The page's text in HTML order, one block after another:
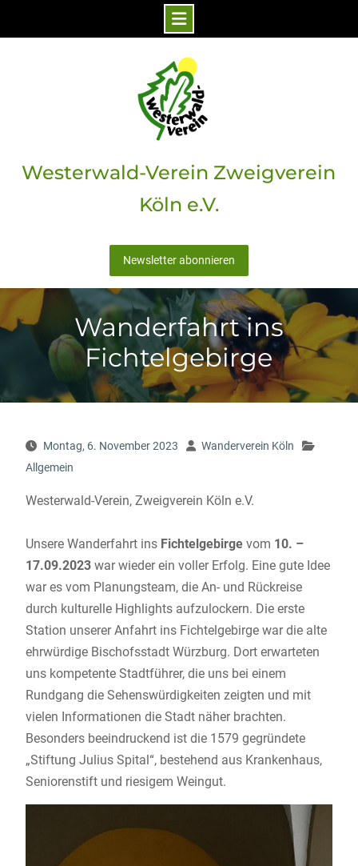
Westerwald-Verein Zweigverein
Köln e.V.
Newsletter abonnieren
Wanderfahrt ins
Fichtelgebirge
Montag, 6. November 2023
Wanderverein Köln
Allgemein
Westerwald-Verein, Zweigverein Köln e.V.
Unsere Wanderfahrt ins Fichtelgebirgevom 10. –
17.09.2023war wieder ein voller Erfolg. Eine gute Idee
war es vom Planungsteam, die An- und Rückreise
durch kulturelle Highlights aufzulockern. Die erste
Station unserer Anfahrt ins Fichtelgebirge war die alte
ehrwürdige Bischofsstadt Würzburg. Dort erwarteten
uns kompetente Stadtführer, die uns bei einem
Rundgang die Sehenswürdigkeiten zeigten und mit
vielen Informationen die Stadt näher brachten.
Besonders beeindruckend ist die 1579 gegründete
„Stiftung Julius Spital“, bestehend aus Krankenhaus,
Seniorenstift und riesigem Weingut.